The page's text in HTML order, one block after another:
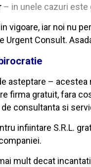
– in unele cazuri este
vigoare, iar noi nu
Consult.
asteptare –
firma gratuit, fara
consultanta si
infiintare S.R.L.
mult decat